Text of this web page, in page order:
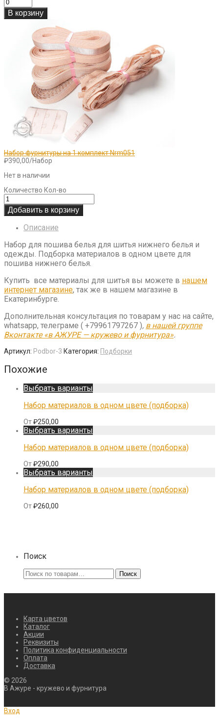
В корзину
Набор фурнитуры на 1 комплект Nrm051
₽390,00/Набор
Нет в наличии
Количество Кол-во
Добавить в корзину
Описание
Набор для пошива белья для шитья нижнего белья и
одежды. Подборка материалов в одном цвете для
пошива нижнего белья.
Купить все материалы для шитья вы можете в нашем
интернет магазине, так же в нашем магазине в
Екатеринбурге.
Дополнительная консультация по товарам у нас на сайте,
whatsapp, телеграме ( +79961797267 ), в нашей группе
Вконтакте «в АЖУРЕ — кружево и фурнитура».
Артикул: Podbor-3 Категория: Подборки
Похожие
Выбрать варианты
Набор материалов в одном цвете (подборка)
От₽250,00
Выбрать варианты
Набор материалов в одном цвете (подборка)
От₽290,00
Выбрать варианты
Набор материалов в одном цвете (подборка)
От₽260,00
Поиск
Искать: Поиск
Карта цветов
Каталог
Акции
Реквизиты
Политика конфиденциальности
Оплата
Доставка
© 2026
В Ажуре - кружево и фурнитура
Вход